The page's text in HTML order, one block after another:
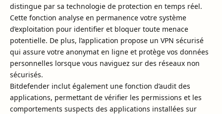
distingue par sa technologie de protection en temps réel.
Cette fonction analyse en permanence votre système
d’exploitation pour identifier et bloquer toute menace
potentielle. De plus, l’application propose un VPN sécurisé
qui assure votre anonymat en ligne et protège vos données
personnelles lorsque vous naviguez sur des réseaux non
sécurisés.
Bitdefender inclut également une fonction d’audit des
applications, permettant de vérifier les permissions et les
comportements suspects des applications installées sur